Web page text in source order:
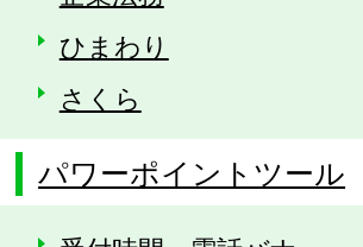
ひまわり
さくら
パワーポイントツール